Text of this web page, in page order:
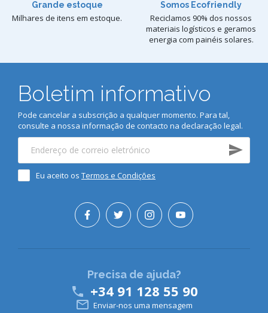
Grande estoque
Milhares de itens em estoque.
Somos Ecofriendly
Reciclamos 90% dos nossos
materiais logísticos e geramos
energia com painéis solares.
Boletim informativo
Pode cancelar a subscrição a qualquer momento. Para tal,
consulte a nossa informação de contacto na declaração legal.
Eu aceito os Termos e Condições
Precisa de ajuda?
 +34 91 128 55 90
 Enviar-nos uma mensagem